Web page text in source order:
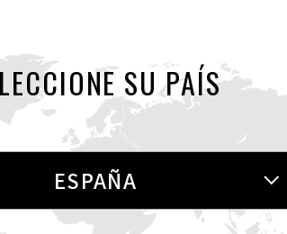
placer seguros, funcionales e
y enfermedad" a través de la
para contribuir a esta iniciativa.
SU PAÍS
ESPAÑA